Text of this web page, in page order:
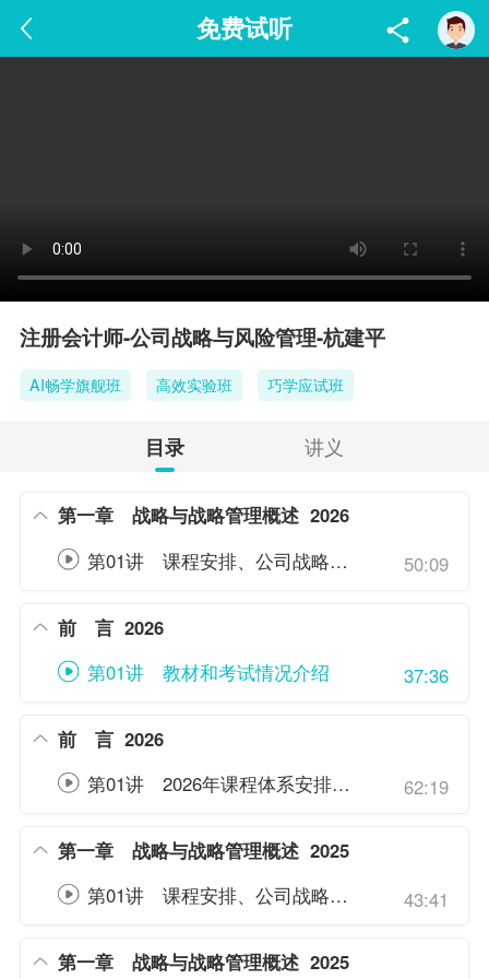
免费试听
注册会计师-公司战略与风险管理-杭建平
AI畅学旗舰班 高效实验班 巧学应试班
目录 讲义
第一章 战略与战略管理概述 2026
50:09
第01讲 课程安排、公司战略的基本概念、创新类型体系
前 言 2026
37:36
第01讲 教材和考试情况介绍
前 言 2026
62:19
第01讲 2026年课程体系安排、备考方法及时间安排
第一章 战略与战略管理概述 2025
43:41
第01讲 课程安排、公司战略基本概念、战略管理特征和过程
第一章 战略与战略管理概述 2025